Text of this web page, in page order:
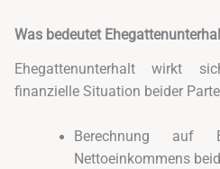
Was bedeutet
Ehegattenunterhalt wirkt
finanzielle Situation beider
Berechnung auf
Nettoeinkommens